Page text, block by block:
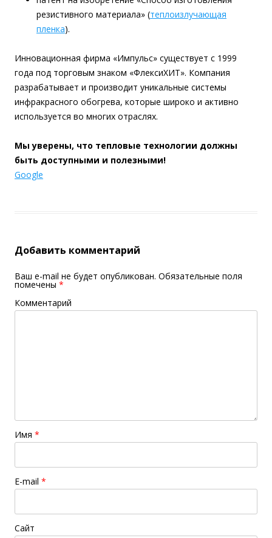
резистивного материала» (теплоизлучающая
пленка).
Инновационная фирма «Импульс» существует с 1999
года под торговым знаком «ФлексиХИТ». Компания
разрабатывает и производит уникальные системы
инфракрасного обогрева, которые широко и активно
используется во многих отраслях.
Мы уверены, что тепловые технологии должны
быть доступными и полезными!
Google
Добавить комментарий
Ваш e-mail не будет опубликован. Обязательные поля
помечены *
Комментарий
Имя *
E-mail *
Сайт